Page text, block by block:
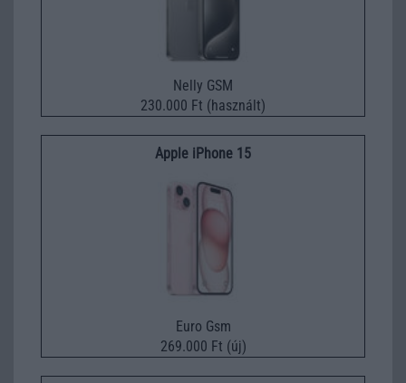
Nelly GSM
230.000 Ft (használt)
Apple iPhone 15
Euro Gsm
269.000 Ft (új)